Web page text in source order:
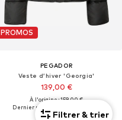
PROMOS
PEGADOR
Veste d’hiver 'Georgia'
139,00 €
À l'origine : 159,00 €
Dernier prix le plus bas :
Filtrer & trier